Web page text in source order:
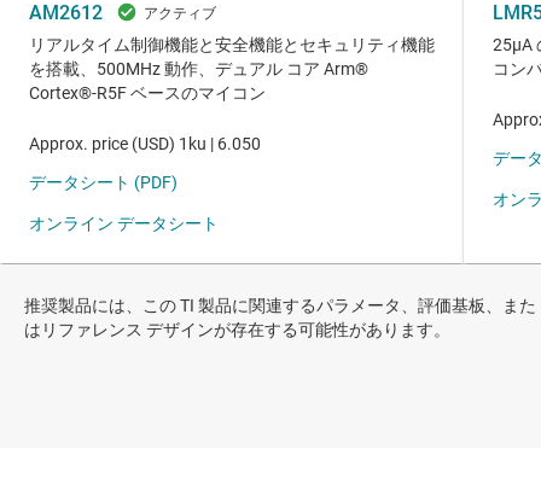
推奨製品には、この TI 製品に関連するパラメータ、評価基板、また
はリファレンス デザインが存在する可能性があります。